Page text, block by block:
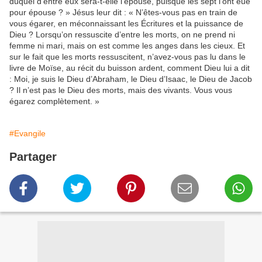
pour épouse ? » Jésus leur dit : « N’êtes-vous pas en train de
vous égarer, en méconnaissant les Écritures et la puissance de
Dieu ? Lorsqu’on ressuscite d’entre les morts, on ne prend ni
femme ni mari, mais on est comme les anges dans les cieux. Et
sur le fait que les morts ressuscitent, n’avez-vous pas lu dans le
livre de Moïse, au récit du buisson ardent, comment Dieu lui a dit
: Moi, je suis le Dieu d’Abraham, le Dieu d’Isaac, le Dieu de Jacob
? Il n’est pas le Dieu des morts, mais des vivants. Vous vous
égarez complètement. »
#Evangile
Partager